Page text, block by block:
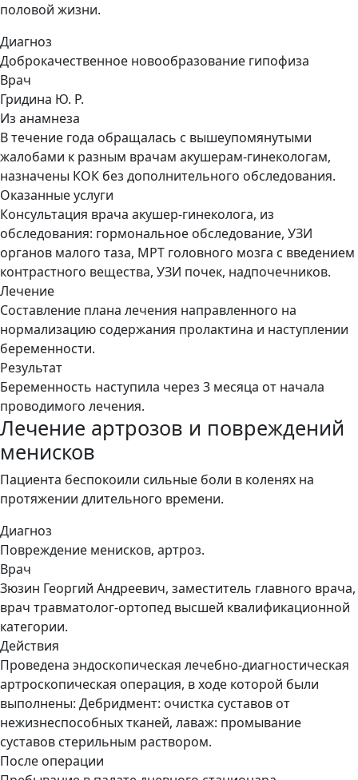
половой жизни.
Диагноз
Доброкачественное новообразование гипофиза
Врач
Гридина Ю. Р.
Из анамнеза
В течение года обращалась с вышеупомянутыми
жалобами к разным врачам акушерам-гинекологам,
назначены КОК без дополнительного обследования.
Оказанные услуги
Консультация врача акушер-гинеколога, из
обследования: гормональное обследование, УЗИ
органов малого таза, МРТ головного мозга с введением
контрастного вещества, УЗИ почек, надпочечников.
Лечение
Составление плана лечения направленного на
нормализацию содержания пролактина и наступлении
беременности.
Результат
Беременность наступила через 3 месяца от начала
проводимого лечения.
Лечение артрозов и повреждений
менисков
Пациента беспокоили сильные боли в коленях на
протяжении длительного времени.
Диагноз
Повреждение менисков, артроз.
Врач
Зюзин Георгий Андреевич, заместитель главного врача,
врач травматолог-ортопед высшей квалификационной
категории.
Действия
Проведена эндоскопическая лечебно-диагностическая
артроскопическая операция, в ходе которой были
выполнены: Дебридмент: очистка суставов от
нежизнеспособных тканей, лаваж: промывание
суставов стерильным раствором.
После операции